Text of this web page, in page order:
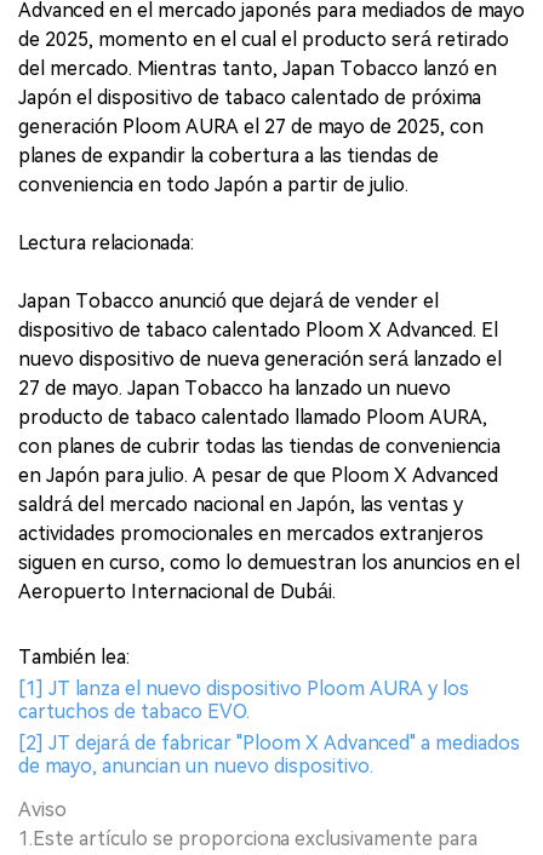
Advanced en el mercado japonés para mediados de mayo
de 2025, momento en el cual el producto será retirado
del mercado. Mientras tanto, Japan Tobacco lanzó en
Japón el dispositivo de tabaco calentado de próxima
generación Ploom AURA el 27 de mayo de 2025, con
planes de expandir la cobertura a las tiendas de
conveniencia en todo Japón a partir de julio.
Lectura relacionada:
Japan Tobacco anunció que dejará de vender el
dispositivo de tabaco calentado Ploom X Advanced. El
nuevo dispositivo de nueva generación será lanzado el
27 de mayo. Japan Tobacco ha lanzado un nuevo
producto de tabaco calentado llamado Ploom AURA,
con planes de cubrir todas las tiendas de conveniencia
en Japón para julio. A pesar de que Ploom X Advanced
saldrá del mercado nacional en Japón, las ventas y
actividades promocionales en mercados extranjeros
siguen en curso, como lo demuestran los anuncios en el
Aeropuerto Internacional de Dubái.
También lea:
[1] JT lanza el nuevo dispositivo Ploom AURA y los
cartuchos de tabaco EVO.
[2] JT dejará de fabricar "Ploom X Advanced" a mediados
de mayo, anuncian un nuevo dispositivo.
Aviso
1.Este artículo se proporciona exclusivamente para